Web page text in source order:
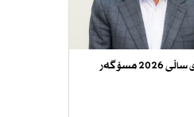
ریاز تەمیمی: موچەی ساڵی 2026 مسۆگەر